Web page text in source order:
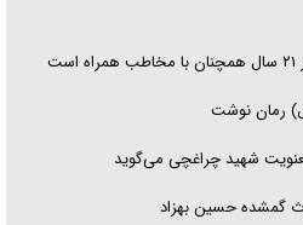
رمان نوشت
شهید چراغچی می‌گوید
گمشده حسین بهزاد